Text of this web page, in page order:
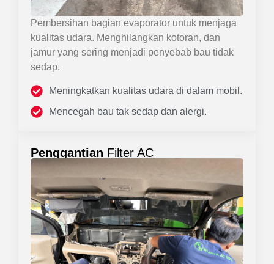
Pembersihan bagian evaporator untuk menjaga
kualitas udara. Menghilangkan kotoran, dan
jamur yang sering menjadi penyebab bau tidak
sedap.
Meningkatkan kualitas udara di dalam mobil.
Mencegah bau tak sedap dan alergi.
Penggantian Filter AC